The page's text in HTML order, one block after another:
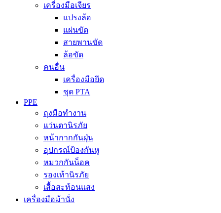
เครื่องมือเจียร
แปรงล้อ
แผ่นขัด
สายพานขัด
ล้อขัด
คนอื่น
เครื่องมือยึด
ชุด PTA
PPE
ถุงมือทำงาน
แว่นตานิรภัย
หน้ากากกันฝุ่น
อุปกรณ์ป้องกันหู
หมวกกันน็อค
รองเท้านิรภัย
เสื้อสะท้อนแสง
เครื่องมือม้านั่ง